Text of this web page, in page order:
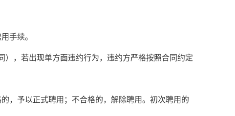
手续。
，若出现单方面违约行为，违约方严格按照合同约定
，予以正式聘用；不合格的，解除聘用。初次聘用的